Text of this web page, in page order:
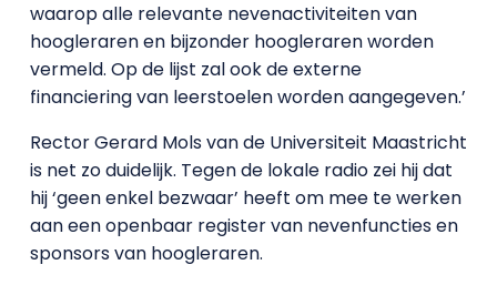
waarop alle relevante nevenactiviteiten van
hoogleraren en bijzonder hoogleraren worden
vermeld. Op de lijst zal ook de externe
financiering van leerstoelen worden aangegeven.’
Rector Gerard Mols van de Universiteit Maastricht
is net zo duidelijk. Tegen de lokale radio zei hij dat
hij‘geen enkel bezwaar’ heeft om mee te werken
aan een openbaar register van nevenfuncties en
sponsors van hoogleraren.